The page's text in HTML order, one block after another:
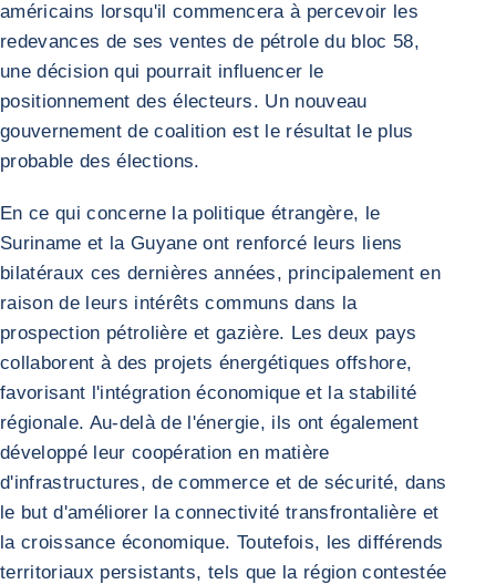
américains lorsqu'il commencera à percevoir les
redevances de ses ventes de pétrole du bloc 58,
une décision qui pourrait influencer le
positionnement des électeurs. Un nouveau
gouvernement de coalition est le résultat le plus
probable des élections.
En ce qui concerne la politique étrangère, le
Suriname et la Guyane ont renforcé leurs liens
bilatéraux ces dernières années, principalement en
raison de leurs intérêts communs dans la
prospection pétrolière et gazière. Les deux pays
collaborent à des projets énergétiques offshore,
favorisant l'intégration économique et la stabilité
régionale. Au-delà de l'énergie, ils ont également
développé leur coopération en matière
d'infrastructures, de commerce et de sécurité, dans
le but d'améliorer la connectivité transfrontalière et
la croissance économique. Toutefois, les différends
territoriaux persistants, tels que la région contestée